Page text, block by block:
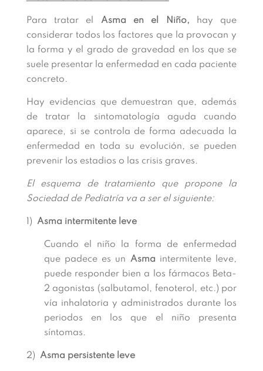
Para tratar el Asma en el Niño, hay que
considerar todos los factores que la provocan y
la forma y el grado de gravedad en los que se
suele presentar la enfermedad en cada paciente
concreto.
Hay evidencias que demuestran que, además
de tratar la sintomatología aguda cuando
aparece, si se controla de forma adecuada la
enfermedad en toda su evolución, se pueden
prevenir los estadios o las crisis graves.
El esquema de tratamiento que propone la
Sociedad de Pediatría va a ser el siguiente:
1) Asma intermitente leve
Cuando el niño la forma de enfermedad
que padece es un Asma intermitente leve,
puede responder bien a los fármacos Beta-
2 agonistas (salbutamol, fenoterol, etc.) por
vía inhalatoria y administrados durante los
periodos en los que el niño presenta
síntomas.
2) Asma persistente leve